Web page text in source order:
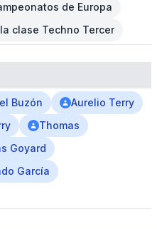
de Europa
clase Techno Tercer
Buzón
Aurelio Terry
Thomas
Goyard
García